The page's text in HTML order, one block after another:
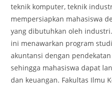
teknik komputer, teknik
mempersiapkan mahasiswa
yang dibutuhkan oleh
ini menawarkan program
akuntansi dengan
sehingga mahasiswa dapat
dan keuangan. Fakultas Ilmu